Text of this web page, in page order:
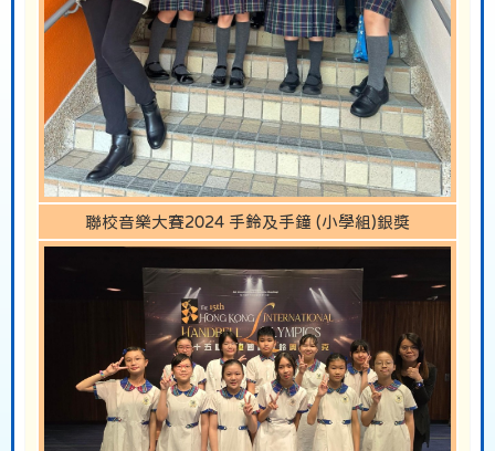
聯校音樂大賽2024 手鈴及手鐘 (小學組)銀獎